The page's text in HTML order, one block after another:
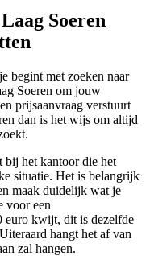
Soeren
begint met zoeken naar
Soeren om jouw
prijsaanvraag verstuurt
dan is het wijs om altijd
het kantoor die het
situatie. Het is belangrijk
maak duidelijk wat je
voor een
euro kwijt, dit is dezelfde
hangt het af van
zal hangen.